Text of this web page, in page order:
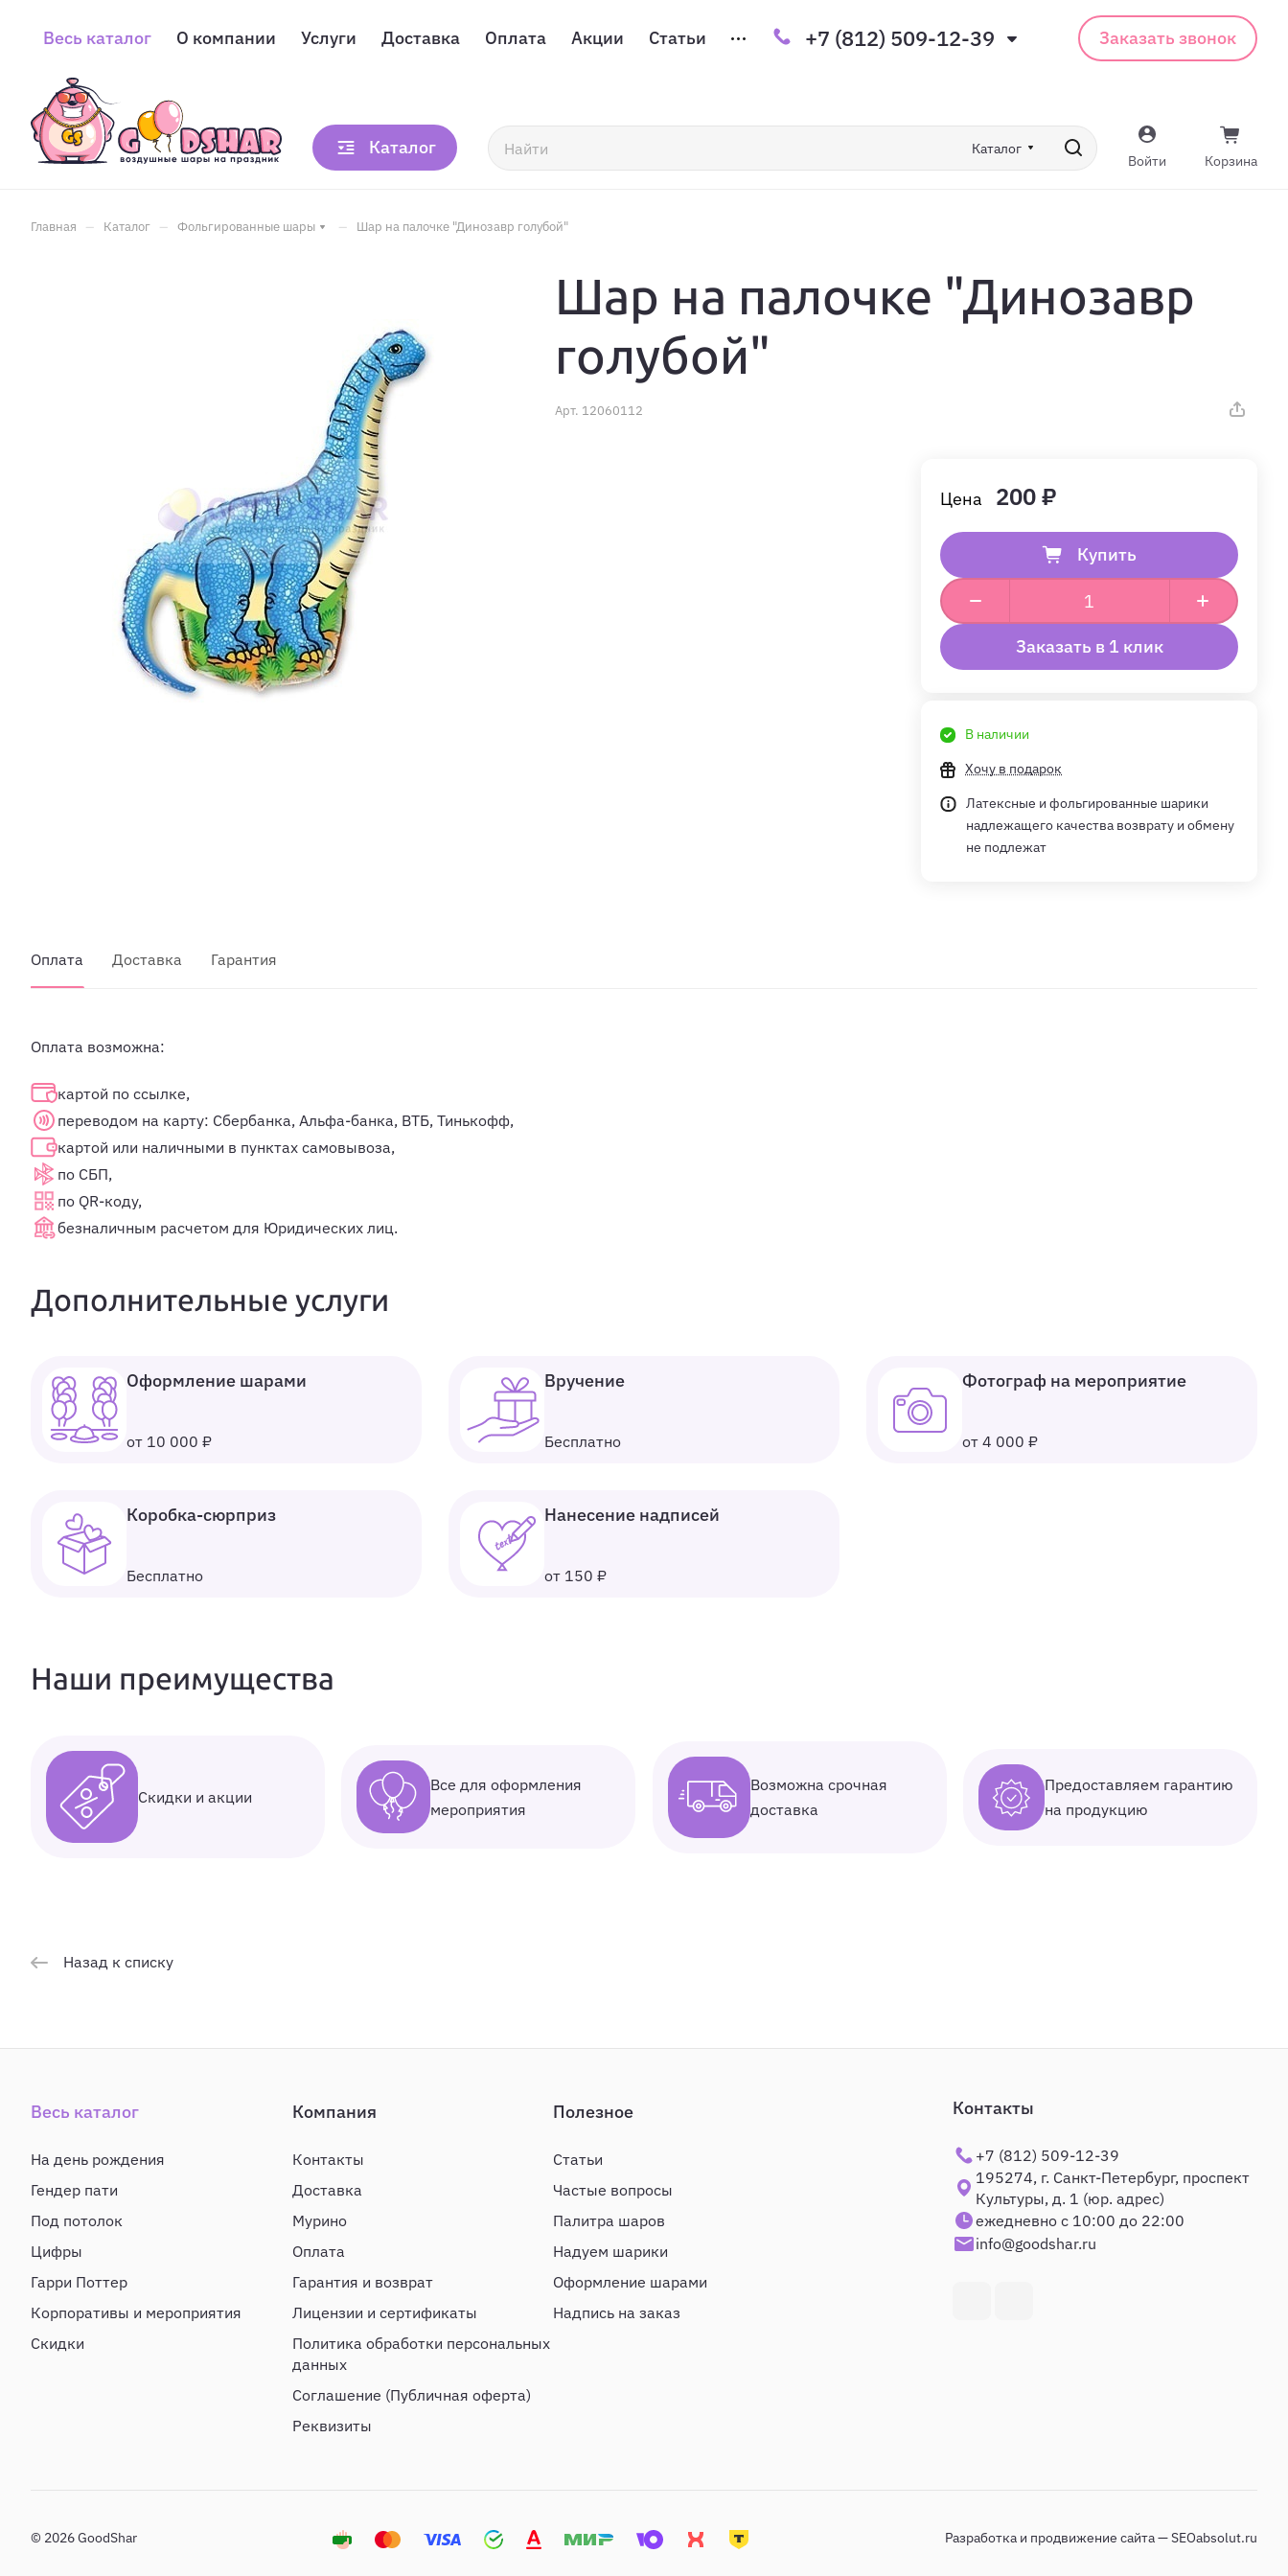
Весь каталог О компании Услуги Доставка Оплата Акции Статьи +7 (812) 509-12-39 Заказать звонок
Каталог Каталог
Войти Корзина
Главная – Каталог – Фольгированные шары – Шар на палочке "Динозавр голубой"
Шар на палочке "Динозавр
голубой"
Арт. 12060112
200 ₽
Купить
Заказать в 1 клик
В наличии
Хочу в подарок
Латексные и фольгированные шарики
надлежащего качества возврату и обмену
не подлежат
Оплата Доставка Гарантия
Оплата возможна:
картой по ссылке,
переводом на карту: Сбербанка, Альфа-банка, ВТБ, Тинькофф,
картой или наличными в пунктах самовывоза,
по СБП,
по QR-коду,
безналичным расчетом для Юридических лиц.
Дополнительные услуги
Оформление шарами
от 10 000 ₽
Вручение
Бесплатно
Фотограф на мероприятие
от 4 000 ₽
Коробка-сюрприз
Бесплатно
Нанесение надписей
от 150 ₽
Наши преимущества
Скидки и акции
Все для оформления
мероприятия
Возможна срочная
доставка
Предоставляем гарантию
на продукцию
Назад к списку
Весь каталог
На день рождения
Гендер пати
Под потолок
Цифры
Гарри Поттер
Корпоративы и мероприятия
Скидки
Компания
Контакты
Доставка
Мурино
Оплата
Гарантия и возврат
Лицензии и сертификаты
Политика обработки персональных
данных
Соглашение (Публичная оферта)
Реквизиты
Полезное
Статьи
Частые вопросы
Палитра шаров
Надуем шарики
Оформление шарами
Надпись на заказ
Контакты
+7 (812) 509-12-39
195274, г. Санкт-Петербург, проспект
Культуры, д. 1 (юр. адрес)
ежедневно с 10:00 до 22:00
info@goodshar.ru
© 2026 GoodShar Разработка и продвижение сайта — SEOabsolut.ru